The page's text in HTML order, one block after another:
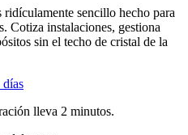
sencillo hecho para
Cotiza instalaciones, gestiona
sin el techo de cristal de la
días
lleva 2 minutos.